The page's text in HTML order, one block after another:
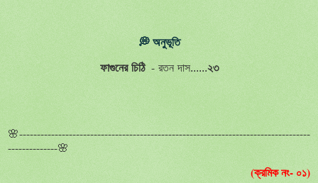
💭অনুভূতি
ফাগুনের চিঠি - রতন দাস......২৩
🌸----------------------------------------------------------------------------------
--------------🌸
(ক্রমিক নং- ০১)